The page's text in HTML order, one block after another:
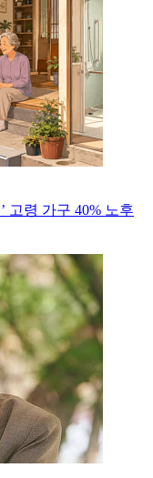
고령 가구 40% 노후